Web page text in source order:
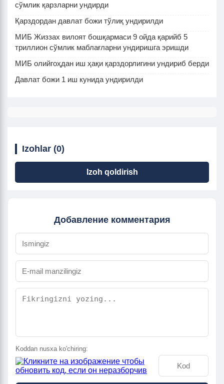
сўмлик қарзларни ундирди
Қарздордан давлат божи тўлиқ ундирилди
МИБ Жиззах вилоят бошқармаси 9 ойда қарийб 5
триллион сўмлик маблағларни ундиришга эришди
МИБ олийгоҳдан иш ҳақи қарздорлигини ундириб берди
Давлат божи 1 иш кунида ундирилди
Izohlar (0)
Izoh qoldirish
Добавление комментария
Koddan nusxa ko'chiring: